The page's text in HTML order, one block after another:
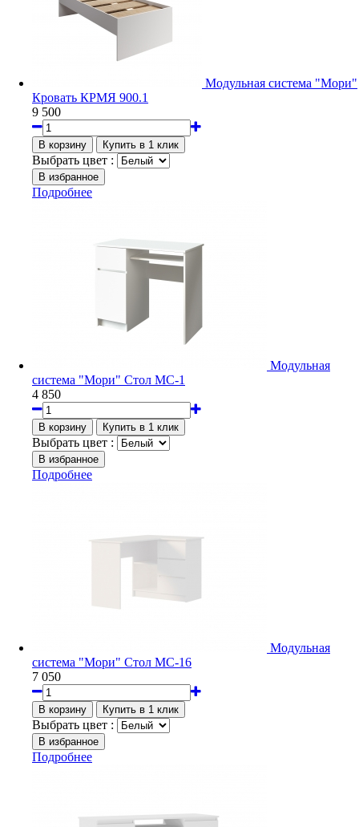
Модульная система "Мори"
Кровать КРМЯ 900.1
9 500
Выбрать цвет :
Подробнее
Модульная
система "Мори" Стол МС-1
4 850
Выбрать цвет :
Подробнее
Модульная
система "Мори" Стол МС-16
7 050
Выбрать цвет :
Подробнее